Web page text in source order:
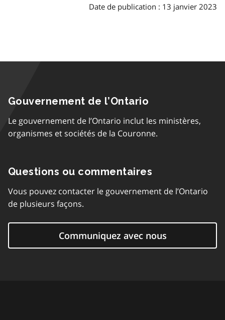
Date de publication : 13 janvier 2023
Gouvernement de l’Ontario
Le gouvernement de l’Ontario inclut les ministères,
organismes et sociétés de la Couronne.
Questions ou commentaires
Vous pouvez contacter le gouvernement de l’Ontario
de plusieurs façons.
Communiquez avec nous